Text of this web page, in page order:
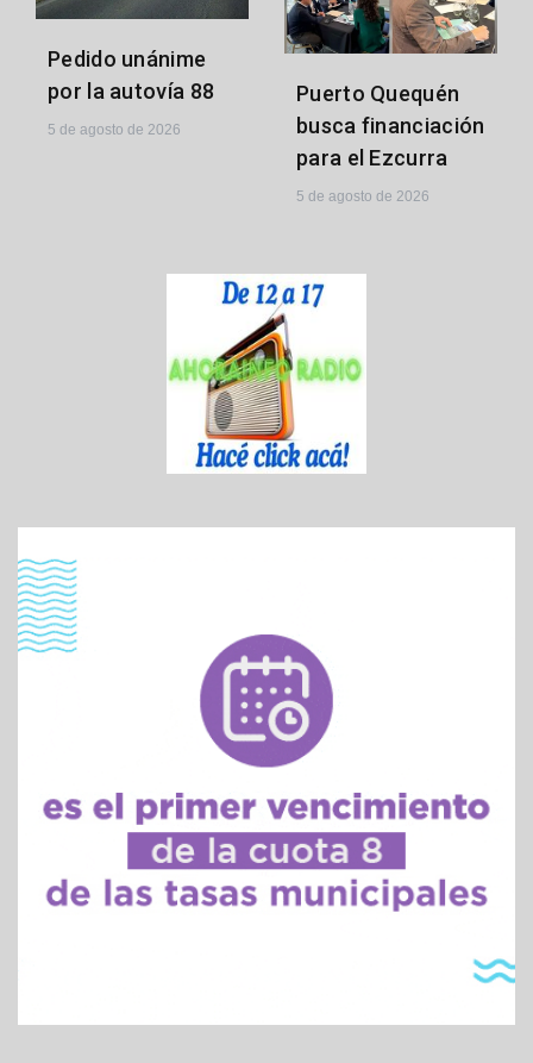
Pedido unánime
por la autovía 88
5 de agosto de 2026
Puerto Quequén
busca financiación
para el Ezcurra
5 de agosto de 2026